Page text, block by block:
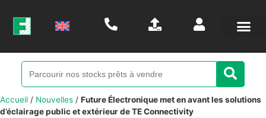
Accueil / Nouvelles / Future Électronique met en avant les solutions
d’éclairage public et extérieur de TE Connectivity